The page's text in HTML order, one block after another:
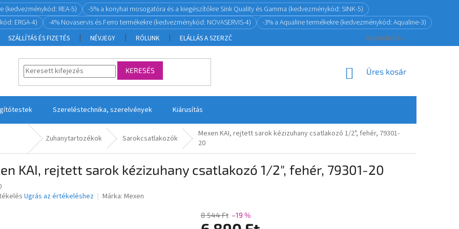
(kedvezménykód: REA-5)
-5% a konyhai mosogatóra és a kiegészítőkre Sink Quality és Gamma (kedvezménykód: SINK-5)
ERGA-4)
-4% Novaservis és Ferro termékekre (kedvezménykód: NOVASERVIS-4) -3% a Aqualine termékekre (kedvezménykód: Aqualine-3)
SZÁLLÍTÁS ÉS FIZETÉS NÉVJEGY RÓLUNK ELÁLLÁS A SZERZŐDÉSTŐL VISSZAKÜLDÉSI ÉS JÓTÁLLÁSI POLITIKA
Bejelentkezés
KERESÉS KOSÁR
Üres kosár
Szereléstechnika, szerelvények Kiárusítás
Zuhanytartozékok Sarokcsatlakozók
Mexen KAI, rejtett sarok kézizuhany csatlakozó 1/2", fehér, 79301-
20
KAI, rejtett sarok kézizuhany csatlakozó 1/2", fehér, 79301-20
Ugrás az értékeléshez Márka: Mexen
8 544 Ft –19 %